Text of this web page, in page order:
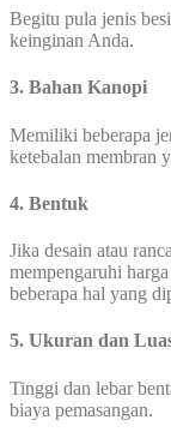
Begitu pula jenis
keinginan Anda.
3. Bahan Kanopi
Memiliki beberapa
ketebalan membran
4. Bentuk
Jika desain atau
mempengaruhi
beberapa hal yang
5. Ukuran dan
Tinggi dan lebar
biaya pemasangan.